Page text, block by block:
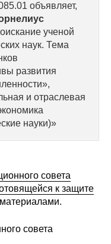
объявляет,
ученой
наук. Тема
развития
и отраслевая
науки)»
совета
к защите
совета